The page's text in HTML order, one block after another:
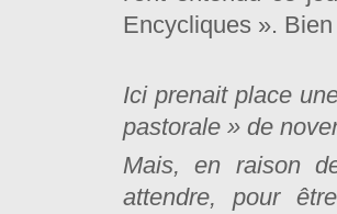
Encycliques ».
Ici prenait place
pastorale » de
Mais, en raison
attendre, pour